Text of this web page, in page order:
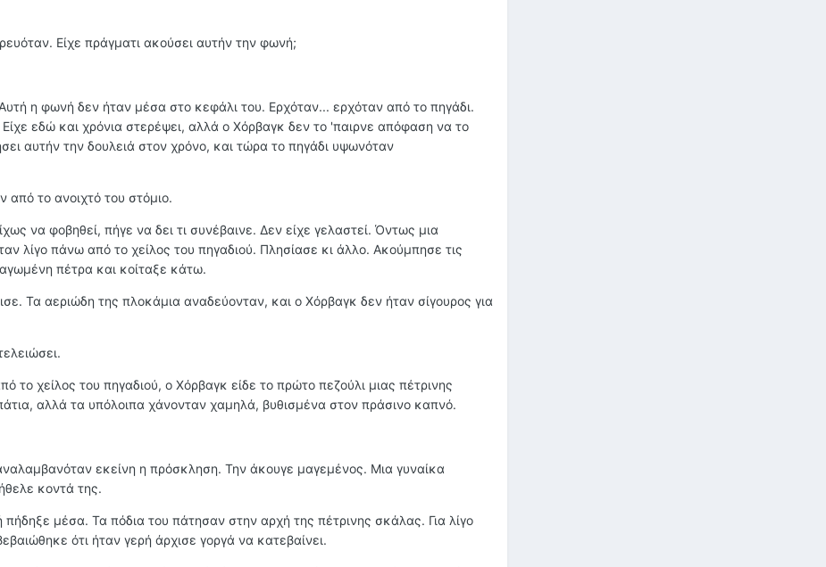
Είχε πράγματι ακούσει αυτήν την φωνή;
η φωνή δεν ήταν μέσα στο κεφάλι του. Ερχόταν... ερχόταν από το πηγάδι.
εδώ και χρόνια στερέψει, αλλά ο Χόρβαγκ δεν το 'παιρνε απόφαση να το
αυτήν την δουλειά στον χρόνο, και τώρα το πηγάδι υψωνόταν
το ανοιχτό του στόμιο.
να φοβηθεί, πήγε να δει τι συνέβαινε. Δεν είχε γελαστεί. Όντως μια
λίγο πάνω από το χείλος του πηγαδιού. Πλησίασε κι άλλο. Ακούμπησε τις
πέτρα και κοίταξε κάτω.
Τα αεριώδη της πλοκάμια αναδεύονταν, και ο Χόρβαγκ δεν ήταν σίγουρος για
το χείλος του πηγαδιού, ο Χόρβαγκ είδε το πρώτο πεζούλι μιας πέτρινης
αλλά τα υπόλοιπα χάνονταν χαμηλά, βυθισμένα στον πράσινο καπνό.
εκείνη η πρόσκληση. Την άκουγε μαγεμένος. Μια γυναίκα
κοντά της.
μέσα. Τα πόδια του πάτησαν στην αρχή της πέτρινης σκάλας. Για λίγο
ότι ήταν γερή άρχισε γοργά να κατεβαίνει.